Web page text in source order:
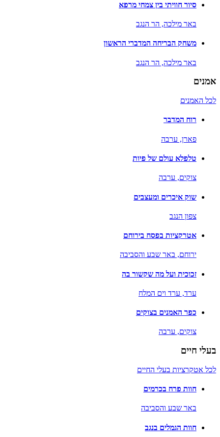
סיור חוויתי בין צמחי מרפא
באר מילכה, הר הנגב
משחק הבריחה המדברי הראשון
באר מילכה, הר הנגב
אמנים
לכל האמנים
רוח המדבר
פארן, ערבה
טלפלא עולם של פיות
צוקים, ערבה
שוק איכרים ומעצבים
צפון הנגב
אטרקציות בפסח בירוחם
ירוחם, באר שבע והסביבה
זכוכית ועל מה שקשור בה
ערד, ערד וים המלח
כפר האמנים בצוקים
צוקים, ערבה
בעלי חיים
לכל אטקרציות בעלי החיים
חוות פרח בכרמים
באר שבע והסביבה
חוות הגמלים בנגב